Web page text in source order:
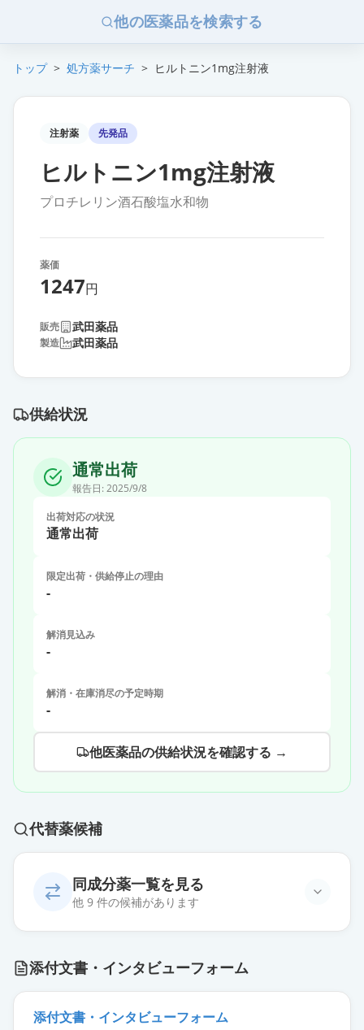
他の医薬品を検索する
トップ > 処方薬サーチ > ヒルトニン1mg注射液
注射薬 先発品
ヒルトニン1mg注射液
プロチレリン酒石酸塩水和物
薬価
1247円
販売 武田薬品
製造 武田薬品
供給状況
通常出荷
報告日: 2025/9/8
出荷対応の状況
通常出荷
限定出荷・供給停止の理由
-
解消見込み
-
解消・在庫消尽の予定時期
-
他医薬品の供給状況を確認する →
代替薬候補
同成分薬一覧を見る
他 9 件の候補があります
1mg「サワイ」
薬価 828 円
添付文書・インタビューフォーム
添付文書・インタビューフォーム